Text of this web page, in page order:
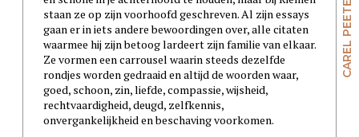
CAREL PEETERS
staan ze op zijn voorhoofd geschreven. Al zijn essays
gaan er in iets andere bewoordingen over, alle citaten
waarmee hij zijn betoog lardeert zijn familie van elkaar.
Ze vormen een carrousel waarin steeds dezelfde
rondjes worden gedraaid en altijd de woorden waar,
goed, schoon, zin, liefde, compassie, wijsheid,
rechtvaardigheid, deugd, zelfkennis,
onvergankelijkheid en beschaving voorkomen.